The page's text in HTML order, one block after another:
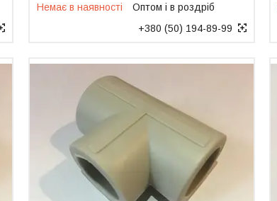
Немає в наявності
Оптом і в роздріб
+380 (50) 194-89-99